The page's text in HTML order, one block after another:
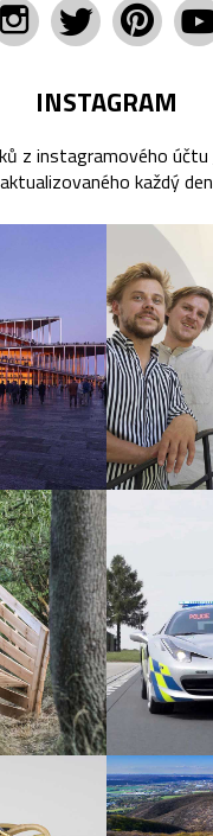
INSTAGRAM
z instagramového účtu
aktualizovaného každý den